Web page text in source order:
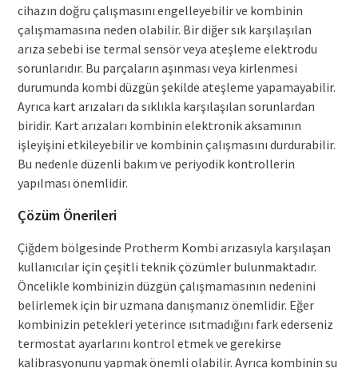
cihazın doğru çalışmasını engelleyebilir ve kombinin
çalışmamasına neden olabilir. Bir diğer sık karşılaşılan
arıza sebebi ise termal sensör veya ateşleme elektrodu
sorunlarıdır. Bu parçaların aşınması veya kirlenmesi
durumunda kombi düzgün şekilde ateşleme yapamayabilir.
Ayrıca kart arızaları da sıklıkla karşılaşılan sorunlardan
biridir. Kart arızaları kombinin elektronik aksamının
işleyişini etkileyebilir ve kombinin çalışmasını durdurabilir.
Bu nedenle düzenli bakım ve periyodik kontrollerin
yapılması önemlidir.
Çözüm Önerileri
Çiğdem bölgesinde Protherm Kombi arızasıyla karşılaşan
kullanıcılar için çeşitli teknik çözümler bulunmaktadır.
Öncelikle kombinizin düzgün çalışmamasının nedenini
belirlemek için bir uzmana danışmanız önemlidir. Eğer
kombinizin petekleri yeterince ısıtmadığını fark ederseniz
termostat ayarlarını kontrol etmek ve gerekirse
kalibrasyonunu yapmak önemli olabilir. Ayrıca kombinin su